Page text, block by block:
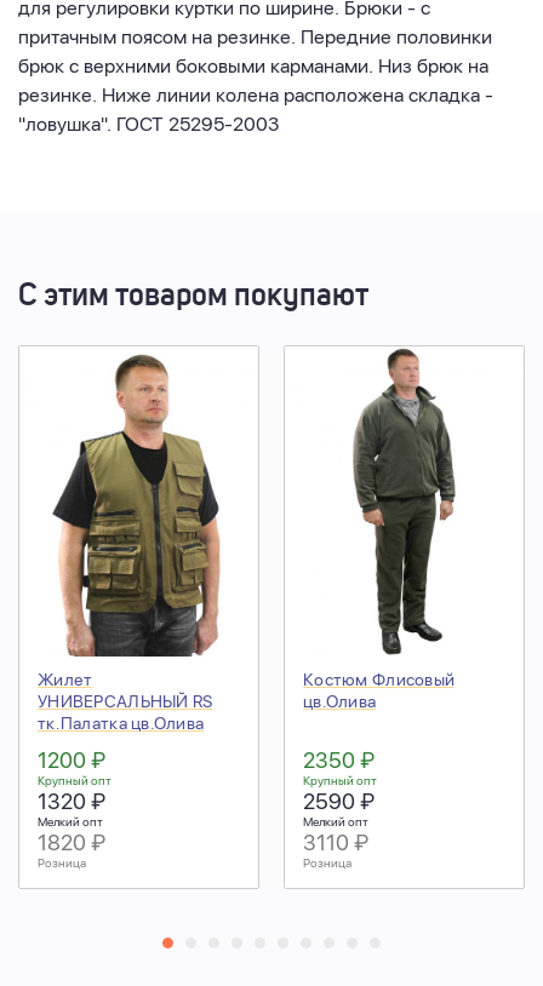
для регулировки куртки по ширине. Брюки - с
притачным поясом на резинке. Передние половинки
брюк с верхними боковыми карманами. Низ брюк на
резинке. Ниже линии колена расположена складка -
"ловушка". ГОСТ 25295-2003
С этим товаром покупают
Жилет
УНИВЕРСАЛЬНЫЙ RS
тк.Палатка цв.Олива
1200 ₽
Крупный опт
1320 ₽
Мелкий опт
1820 ₽
Розница
Костюм Флисовый
цв.Олива
2350 ₽
Крупный опт
2590 ₽
Мелкий опт
3110 ₽
Розница